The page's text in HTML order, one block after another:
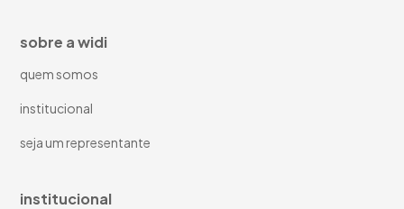
sobre a widi
quem somos
institucional
seja um representante
institucional